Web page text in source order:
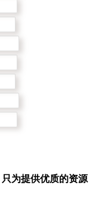
为提供优质的资源